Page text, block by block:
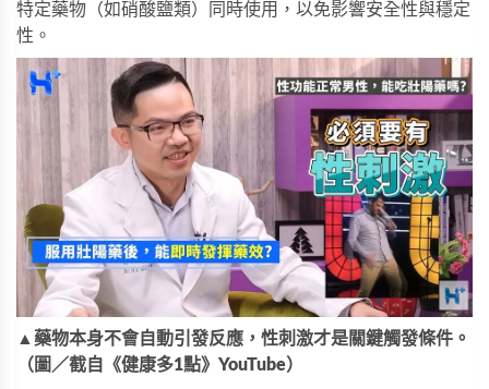
特定藥物（如硝酸鹽類）同時使用，以免影響安全性與穩定
性。
▲藥物本身不會自動引發反應，性刺激才是關鍵觸發條件。
（圖／截自《健康多1點》YouTube）